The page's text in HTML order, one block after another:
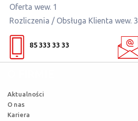
Oferta wew. 1
Rozliczenia / Obsługa Klienta wew. 3
85 333 33 33
Aktualności
O nas
Kariera